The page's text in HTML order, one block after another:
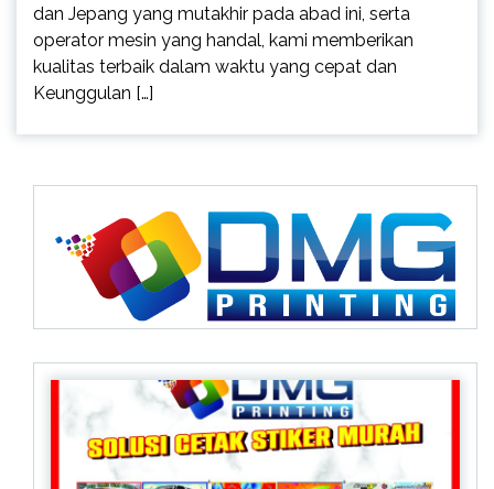
dan Jepang yang mutakhir pada abad ini, serta
operator mesin yang handal, kami memberikan
kualitas terbaik dalam waktu yang cepat dan
Keunggulan […]